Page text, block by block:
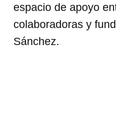
espacio de apoyo
colaboradoras y
Sánchez.